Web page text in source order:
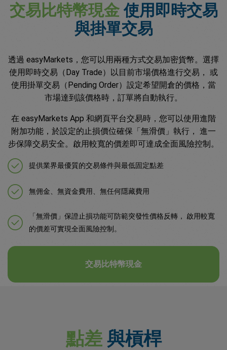
交易比特幣現金使用即時交易
與掛單交易
透過 easyMarkets，您可以用兩種方式交易加密貨幣。選擇
使用即時交易（Day Trade）以目前市場價格進行交易， 或
使用掛單交易（Pending Order）設定希望開倉的價格，當
市場達到該價格時，訂單將自動執行。
在 easyMarkets App 和網頁平台交易時，您可以使用進階
附加功能，於設定的止損價位確保「無滑價」執行， 進一
步保障交易安全。啟用較寬的價差即可達成全面風險控制。
提供業界最優質的交易條件與最低固定點差
無佣金、無資金費用、無任何隱藏費用
「無滑價」保證止損功能可防範突發性價格反轉， 啟用較寬
的價差可實現全面風險控制。
交易比特幣現金
點差與槓桿